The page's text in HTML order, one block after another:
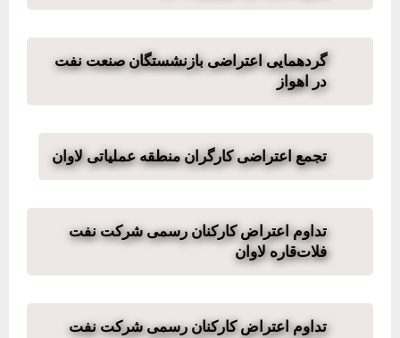
گردهمایی اعتراضی بازنشستگان صنعت نفت
در اهواز
تجمع اعتراضی کارگران منطقه عملیاتی لاوان
تداوم اعتراض کارکنان رسمی شرکت نفت
فلات‌قاره لاوان
تداوم اعتراض کارکنان رسمی شرکت نفت